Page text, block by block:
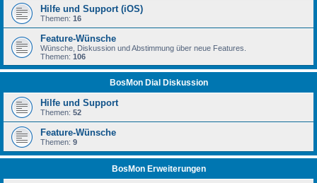
Hilfe und Support (iOS)
Themen: 16
Feature-Wünsche
Wünsche, Diskussion und Abstimmung über neue Features.
Themen: 106
BosMon Dial Diskussion
Hilfe und Support
Themen: 52
Feature-Wünsche
Themen: 9
BosMon Erweiterungen